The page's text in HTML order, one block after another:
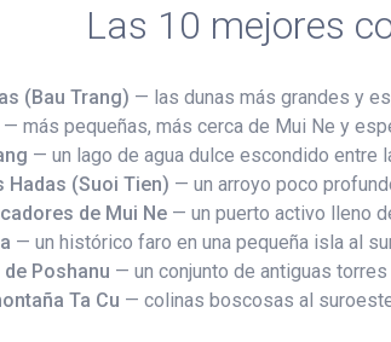
Las 10 mejores
(Bau Trang) — las dunas más grandes y
— más pequeñas, más cerca de Mui Ne y
— un lago de agua dulce escondido entre
Hadas (Suoi Tien) — un arroyo poco
de Mui Ne — un puerto activo lleno
— un histórico faro en una pequeña isla al
Poshanu — un conjunto de antiguas
Ta Cu — colinas boscosas al